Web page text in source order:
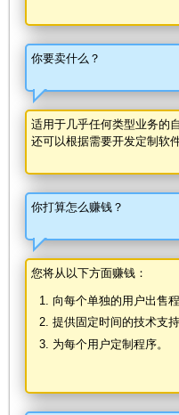
你要卖什么？
适用于几乎任何类型业务的
还可以根据需要开发定制软件
你打算怎么赚钱？
您将从以下方面赚钱：
向每个单独的用户出售程
提供固定时间的技术支持
为每个用户定制程序。